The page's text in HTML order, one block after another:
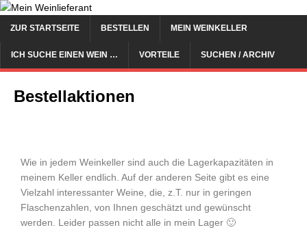
ZUR STARTSEITE BESTELLEN MEIN WEINKELLER
ICH SUCHE EINEN WEIN … VORTEILE SUCHEN / ARCHIV
Bestellaktionen
Wie in jedem Weinkeller sind auch die Lagerkapazitäten in
meinem Keller endlich. Auf der anderen Seite gibt es eine
Vielzahl interessanter Weine, die, z.T. nur in geringen
Flaschenzahlen, von Ihnen geschätzt und gewünscht
werden. Leider passen nicht alle in mein Lager 🙂